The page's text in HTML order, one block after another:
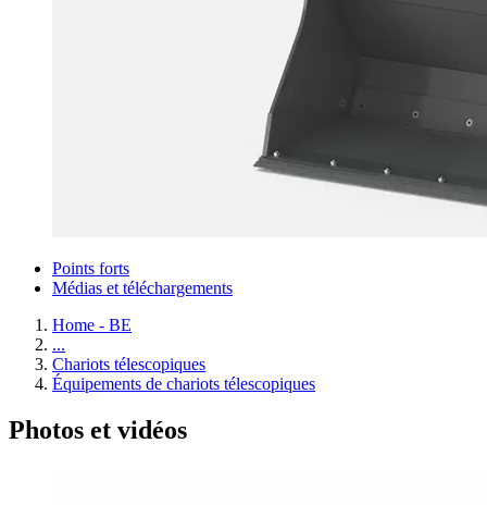
Points forts
Médias et téléchargements
Home - BE
...
Chariots télescopiques
Équipements de chariots télescopiques
Photos et vidéos